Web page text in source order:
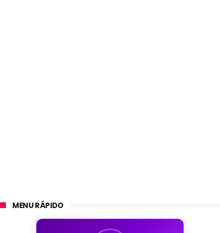
MENU RÁPIDO